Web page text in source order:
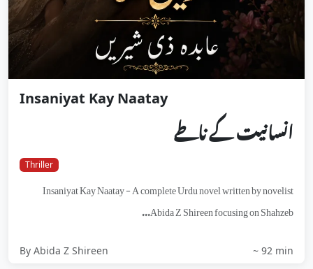
Insaniyat Kay Naatay
انسانیت کے ناطے
Thriller
Insaniyat Kay Naatay - A complete Urdu novel written by novelist
Abida Z Shireen focusing on Shahzeb...
By Abida Z Shireen ~ 92 min